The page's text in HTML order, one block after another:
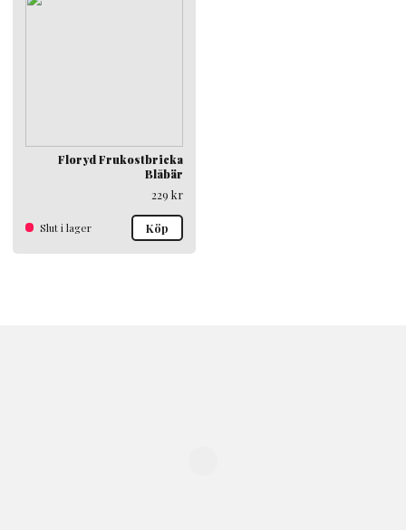
Floryd Frukostbricka
Blåbär
229 kr
Slut i lager Köp